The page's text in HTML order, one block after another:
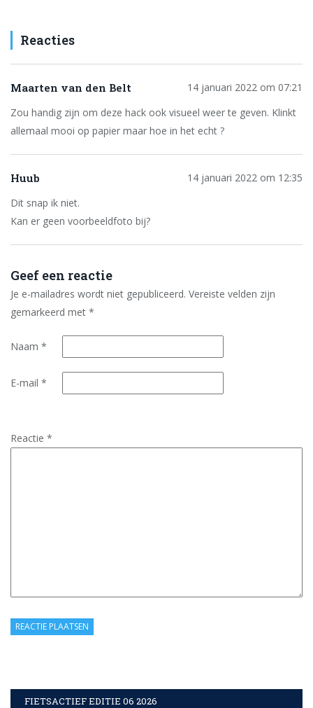
Reacties
Maarten van den Belt
14 januari 2022 om 07:21
Zou handig zijn om deze hack ook visueel weer te geven. Klinkt
allemaal mooi op papier maar hoe in het echt ?
Huub
14 januari 2022 om 12:35
Dit snap ik niet.
Kan er geen voorbeeldfoto bij?
Geef een reactie
Je e-mailadres wordt niet gepubliceerd. Vereiste velden zijn
gemarkeerd met *
Naam *
E-mail *
Reactie *
FIETSACTIEF EDITIE 06 2026